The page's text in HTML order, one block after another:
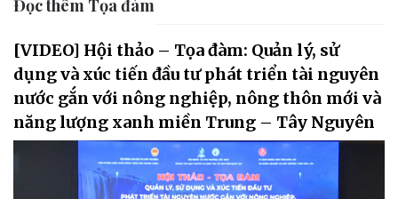
Đọc thêm Tọa đàm
[VIDEO] Hội thảo – Tọa đàm: Quản lý, sử
dụng và xúc tiến đầu tư phát triển tài nguyên
nước gắn với nông nghiệp, nông thôn mới và
năng lượng xanh miền Trung – Tây Nguyên